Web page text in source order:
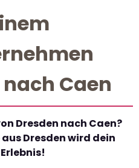
Caen
Dresden nach Caen?
Dresden wird dein